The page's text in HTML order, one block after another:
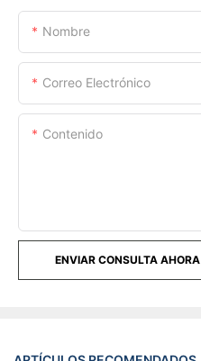
Nombre
Correo Electrónico
Contenido
ENVIAR CONSULTA AHORA